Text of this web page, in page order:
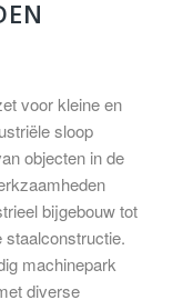
voor kleine en
sloop
objecten in de
bijgebouw tot
staalconstructie.
machinepark
diverse